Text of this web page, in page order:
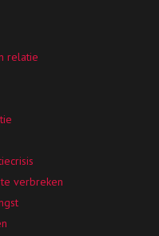
relatie
verbreken